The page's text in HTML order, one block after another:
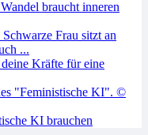
braucht inneren
Kräfte für eine
KI brauchen